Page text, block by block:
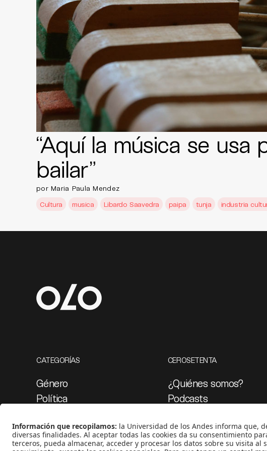
“Aquí la música se usa
bailar”
por Maria Paula Mendez
Cultura
musica Libardo Saavedra paipa tunja industria
CATEGORÍAS
Género
Política
Medio ambiente
Medios y periodismo
CEROSETENTA
¿Quiénes somos?
Podcasts
Proyectos 070